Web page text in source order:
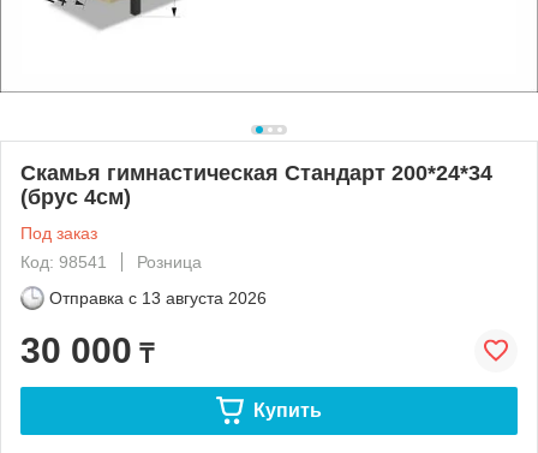
Скамья гимнастическая Стандарт 200*24*34
(брус 4см)
Под заказ
Код: 98541
Розница
Отправка с 13 августа 2026
30 000 ₸
Купить